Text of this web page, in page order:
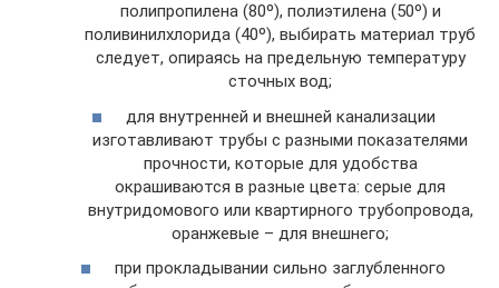
полипропилена (80º), полиэтилена (50º) и
поливинилхлорида (40º), выбирать материал труб
следует, опираясь на предельную температуру
сточных вод;
для внутренней и внешней канализации
изготавливают трубы с разными показателями
прочности, которые для удобства
окрашиваются в разные цвета: серые для
внутридомового или квартирного трубопровода,
оранжевые – для внешнего;
при прокладывании сильно заглубленного